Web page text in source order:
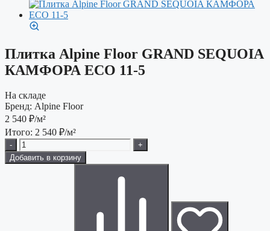
Плитка Alpine Floor GRAND SEQUOIA
КАМФОРА ECO 11-5
На складе
Бренд: Alpine Floor
2 540 ₽/м²
Итого: 2 540 ₽/м²
-
+
Добавить в корзину